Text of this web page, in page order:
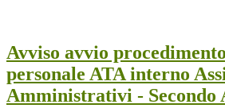
Avviso avvio
personale ATA interno
Amministrativi - Secondo